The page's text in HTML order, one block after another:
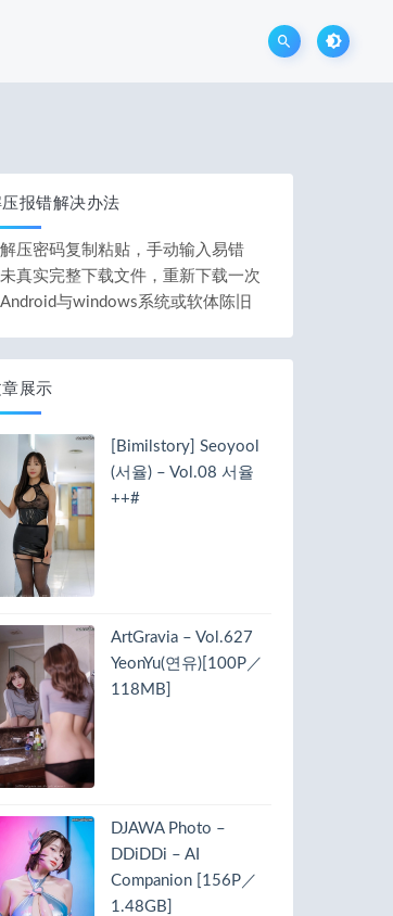
报错解决办法
压密码复制粘贴，手动输入易错
真实完整下载文件，重新下载一次
与windows系统或软体陈旧
展示
[Bimilstory] Seoyool
(서율) – Vol.08 서율
++#
ArtGravia – Vol.627
YeonYu(연유)[100P／
118MB]
DJAWA Photo –
DDiDDi – AI
Companion [156P／
1.48GB]